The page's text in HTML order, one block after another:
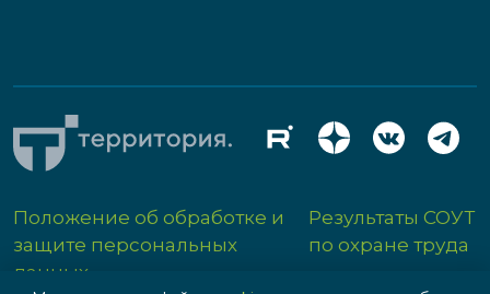
Положение об обработке и
защите персональных
данных
Результаты СОУТ
по охране труда